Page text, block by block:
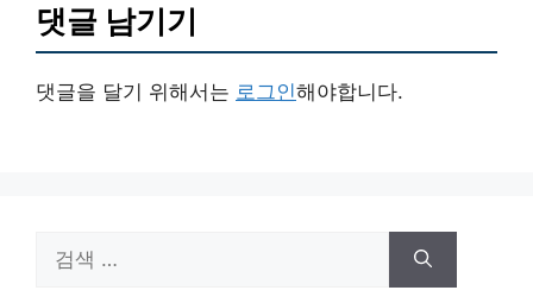
댓글 남기기
댓글을 달기 위해서는 로그인해야합니다.
색: